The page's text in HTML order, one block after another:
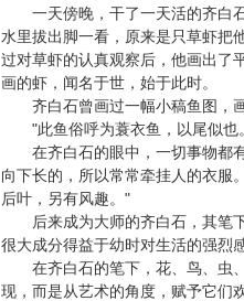
一天傍晚，干了一天活的齐白石
水里拔出脚一看，原来是只草虾把
过对草虾的认真观察后，他画出了
画的虾，闻名于世，始于此时。
齐白石曾画过一幅小稿鱼图，画
"此鱼俗呼为蓑衣鱼，以尾似也
在齐白石的眼中，一切事物都有
向下长的，所以常常牵挂人的衣服
后叶，另有风趣。"
后来成为大师的齐白石，其笔下
很大成分得益于幼时对生活的强烈感
在齐白石的笔下，花、鸟、虫、
现，而是从艺术的角度，赋予它们